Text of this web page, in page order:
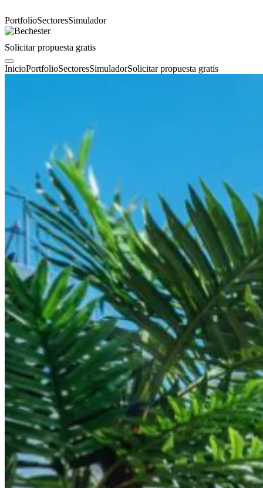
PortfolioSectoresSimulador
Solicitar propuesta gratis
InicioPortfolioSectoresSimuladorSolicitar propuesta gratis